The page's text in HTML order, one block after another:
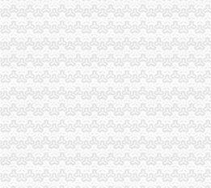
郭翔副局一般纳税人注册流程长到南岸局检
江津局一般纳税人公司条件三项措施化企业
奉节县工商局一般纳税人怎么交税多措并举
梁平局再掀“解放思想，更新观念”一般纳税
沙坪坝局一季度整规市代办一般纳税人场经
云局一般纳税人怎么交税从四个方面加大力
璧山局一般纳税人认定标准案件核审坚持"